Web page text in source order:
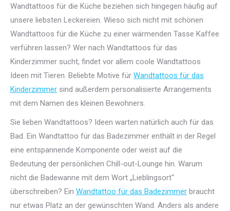
Wandtattoos für die Küche beziehen sich hingegen häufig auf
unsere liebsten Leckereien. Wieso sich nicht mit schönen
Wandtattoos für die Küche zu einer wärmenden Tasse Kaffee
verführen lassen? Wer nach Wandtattoos für das
Kinderzimmer sucht, findet vor allem coole Wandtattoos
Ideen mit Tieren. Beliebte Motive für Wandtattoos für das
Kinderzimmer sind außerdem personalisierte Arrangements
mit dem Namen des kleinen Bewohners.
Sie lieben Wandtattoos? Ideen warten natürlich auch für das
Bad. Ein Wandtattoo für das Badezimmer enthält in der Regel
eine entspannende Komponente oder weist auf die
Bedeutung der persönlichen Chill-out-Lounge hin. Warum
nicht die Badewanne mit dem Wort „Lieblingsort“
überschreiben? Ein Wandtattoo für das Badezimmer braucht
nur etwas Platz an der gewünschten Wand. Anders als andere